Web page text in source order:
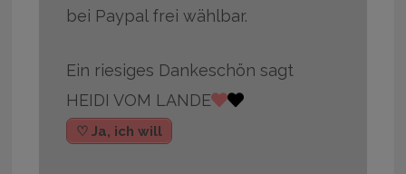
bei Paypal frei wählbar.
Ein riesiges Dankeschön sagt
HEIDI VOM LANDE
♡ Ja, ich will